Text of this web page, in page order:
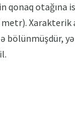
otağına
Xarakterik
bölünmüşdür,